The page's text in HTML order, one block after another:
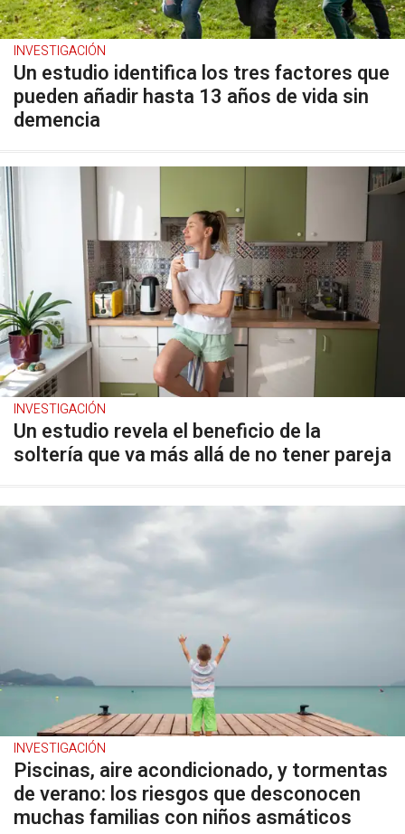
INVESTIGACIÓN
Un estudio identifica los tres factores que
pueden añadir hasta 13 años de vida sin
demencia
INVESTIGACIÓN
Un estudio revela el beneficio de la
soltería que va más allá de no tener pareja
INVESTIGACIÓN
Piscinas, aire acondicionado, y tormentas
de verano: los riesgos que desconocen
muchas familias con niños asmáticos